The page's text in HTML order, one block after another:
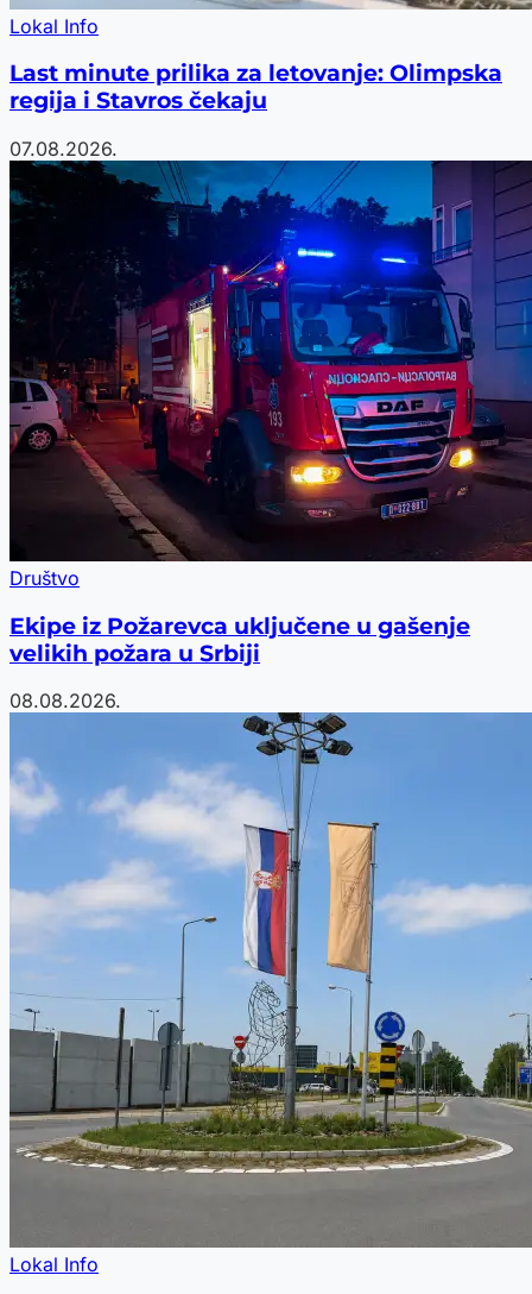
Lokal Info
Last minute prilika za letovanje: Olimpska
regija i Stavros čekaju
07.08.2026.
Društvo
Ekipe iz Požarevca uključene u gašenje
velikih požara u Srbiji
08.08.2026.
Lokal Info